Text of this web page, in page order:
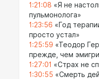
1:21:08 «Я не
пульмонолога»
1:23:56 «Год
просто устал»
1:25:59 «Теодор
прежде, чем
1:27:01 «Страх не
1:30:55 «Смерть